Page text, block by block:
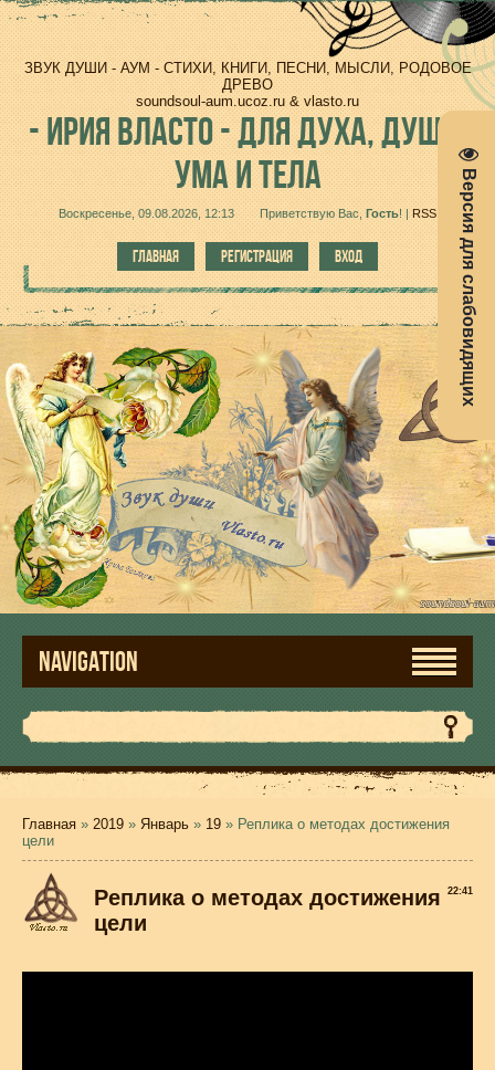
Версия для слабовидящих
ЗВУК ДУШИ - АУМ - СТИХИ, КНИГИ, ПЕСНИ, МЫСЛИ, РОДОВОЕ
ДРЕВО
soundsoul-aum.ucoz.ru & vlasto.ru
-ИРИЯ ВЛАСТО - ДЛЯ ДУХА, ДУШИ,
УМА И ТЕЛА
Воскресенье, 09.08.2026, 12:13 Приветствую Вас Гость! | RSS
ГЛАВНАЯ РЕГИСТРАЦИЯ ВХОД
NAVIGATION
Главная » 2019 » Январь » 19 » Реплика о методах достижения
цели
22:41
Реплика о методах достижения
цели